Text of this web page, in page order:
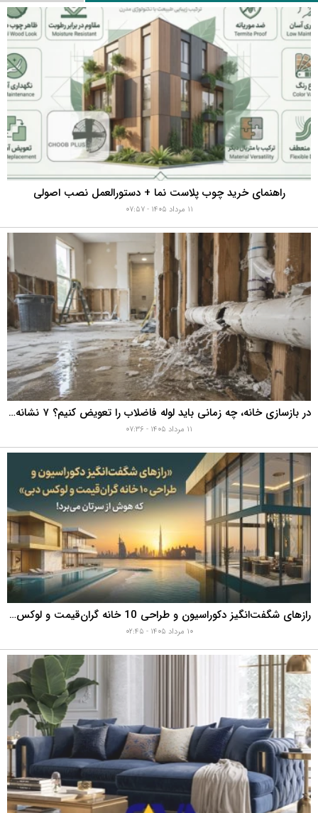
راهنمای خرید چوب پلاست نما + دستورالعمل نصب اصولی
در بازسازی خانه، چه زمانی باید لوله فاضلاب را تعویض کنیم؟ ۷ نشانه‌ای که نباید نادیده بگیرید
رازهای شگفت‌انگیز دکوراسیون و طراحی 10 خانه گران‌قیمت و لوکس دبی که هوش از سرتان می‌برد!